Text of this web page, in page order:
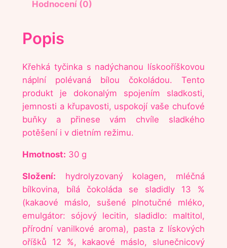
á
y
č
i
n
k
a
u
e
n
o
b
l
Hodnocení (0)
Popis
Křehká tyčinka s nadýchanou lískooříškovou
náplní polévaná bílou čokoládou. Tento
produkt je dokonalým spojením sladkosti,
jemnosti a křupavosti, uspokojí vaše chuťové
buňky a přinese vám chvíle sladkého
potěšení i v dietním režimu.
Hmotnost: 30 g
Složení: hydrolyzovaný kolagen, mléčná
bílkovina, bílá čokoláda se sladidly 13 %
(kakaové máslo, sušené plnotučné mléko,
emulgátor: sójový lecitin, sladidlo: maltitol,
přírodní vanilkové aroma), pasta z lískových
oříšků 12 %, kakaové máslo, slunečnicový